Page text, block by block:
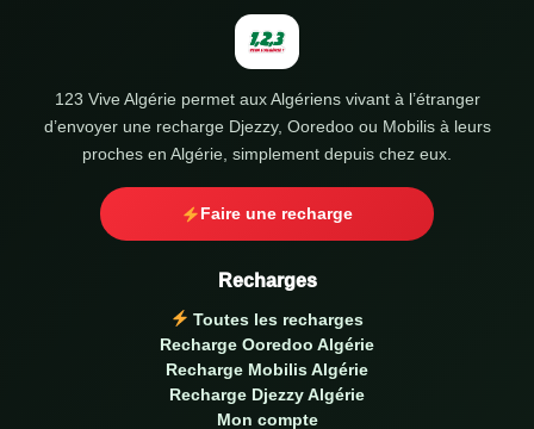
123 Vive Algérie permet aux Algériens vivant à l’étranger
d’envoyer une recharge Djezzy, Ooredoo ou Mobilis à leurs
proches en Algérie, simplement depuis chez eux.
Faire une recharge
Recharges
Toutes les recharges
Recharge Ooredoo Algérie
Recharge Mobilis Algérie
Recharge Djezzy Algérie
Mon compte